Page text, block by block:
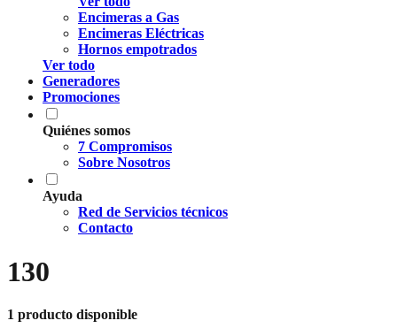
Encimeras a Gas
Encimeras Eléctricas
Hornos empotrados
Ver todo
Generadores
Promociones
Quiénes somos
7 Compromisos
Sobre Nosotros
Ayuda
Red de Servicios técnicos
Contacto
130
1 producto disponible